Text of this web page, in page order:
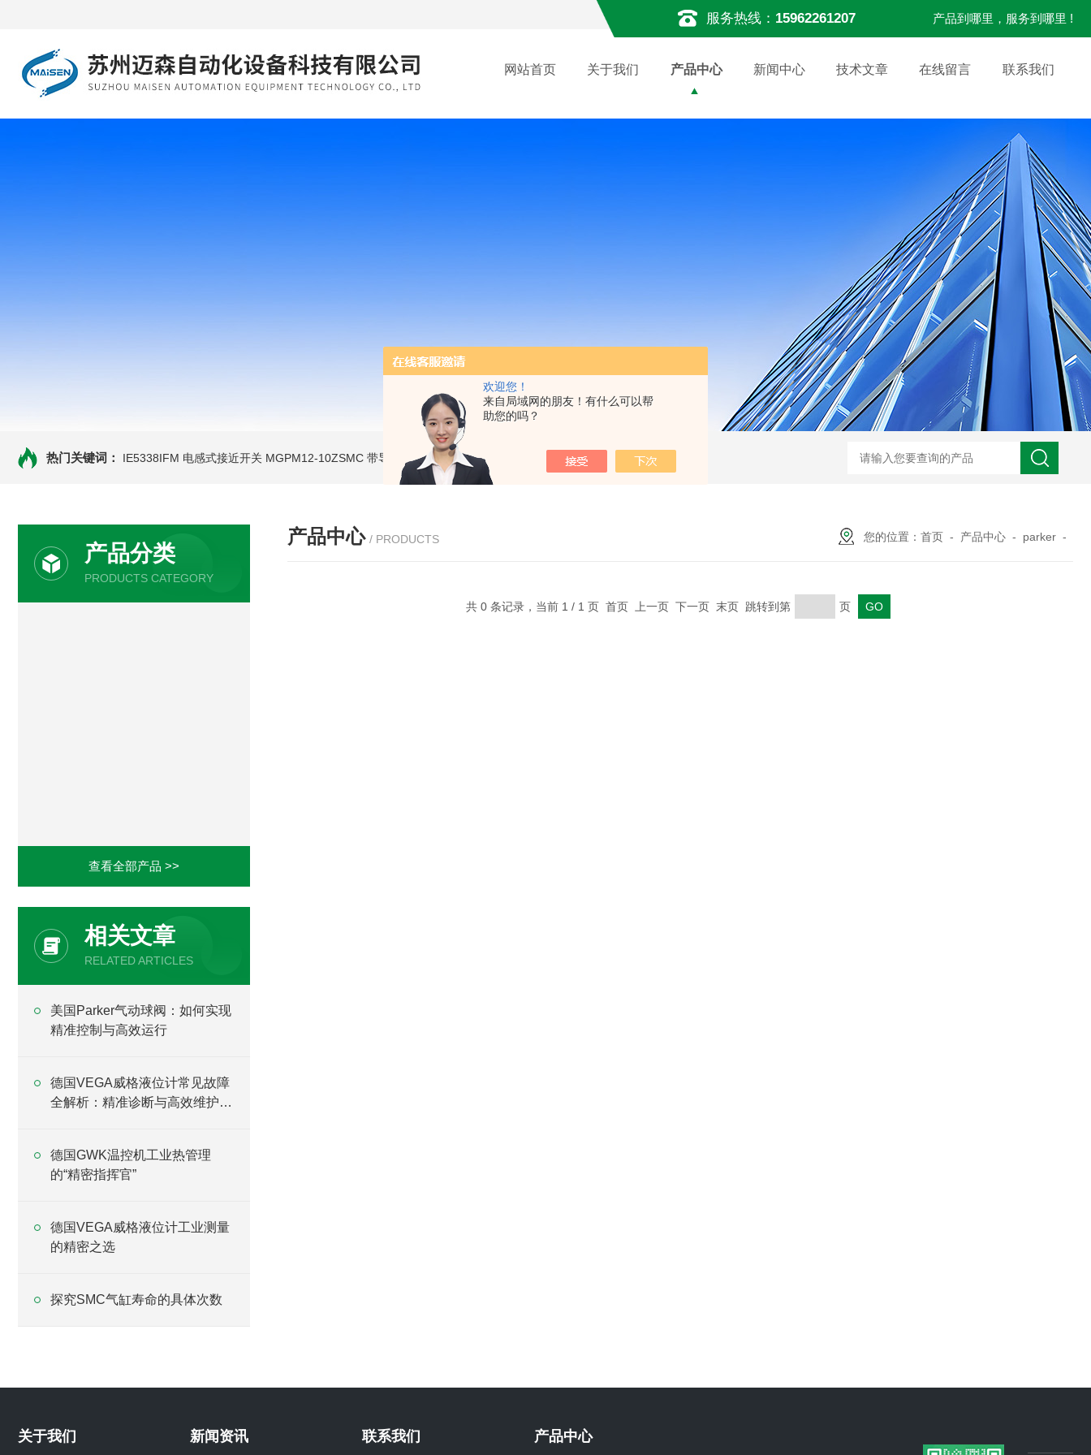
欢迎您！
来自局域网的朋友！有什么可以帮
助您的吗？
服务热线： 15962261207 产品到哪里，服务到哪里 !
网站首页 关于我们 产品中心 新闻中心 技术文章 在线留言 联系我们
热门关键词： IE5338IFM 电感式接近开关 MGPM12-10ZSMC 带导杆薄型气缸 RBC2015SMC 液压缓冲器 MKB25-30RZSMC 回转夹紧气缸 ARM10F2-20BGSMC 减压阀 KQB2H06-G01SMC 金属快换接头
产品分类
PRODUCTS CATEGORY
查看全部产品 >>
相关文章
RELATED ARTICLES
美国Parker气动球阀：如何实现
精准控制与高效运行
德国VEGA威格液位计常见故障
全解析：精准诊断与高效维护指
德国GWK温控机工业热管理
的“精密指挥官”
德国VEGA威格液位计工业测量
的精密之选
探究SMC气缸寿命的具体次数
产品中心 / PRODUCTS 您的位置： 首页 - 产品中心 - parker -
共 0 条记录，当前 1 / 1 页 首页 上一页 下一页 末页 跳转到第 页
关于我们 新闻资讯 联系我们 产品中心